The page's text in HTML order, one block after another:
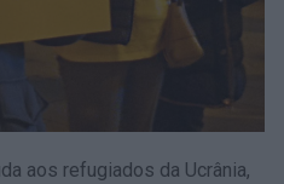
aos refugiados da Ucrânia,